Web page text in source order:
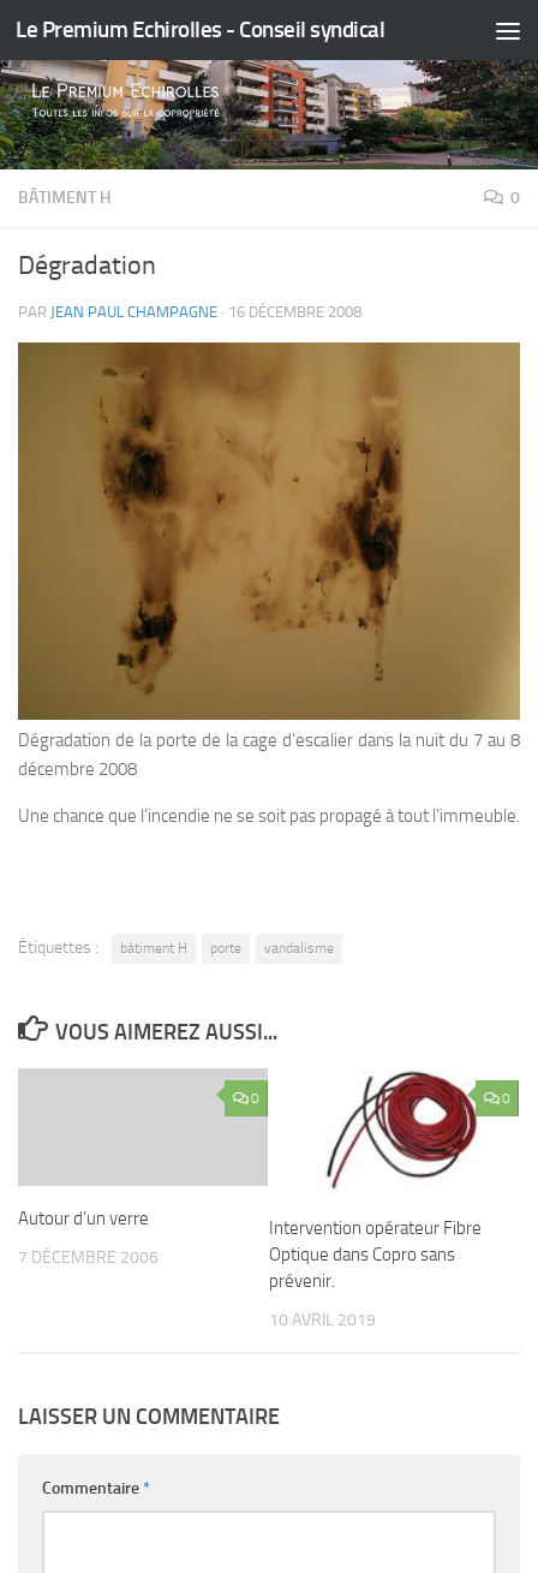
Skip to content
Le Premium Echirolles - Conseil syndical
BÂTIMENT H 0
Dégradation
PAR JEAN PAUL CHAMPAGNE · 16 DÉCEMBRE 2008
Dégradation de la porte de la cage d’escalier dans la nuit du 7 au 8
décembre 2008
Une chance que l’incendie ne se soit pas propagé à tout l’immeuble.
Étiquettes : bâtiment H porte vandalisme
VOUS AIMEREZ AUSSI...
0
Autour d’un verre
7 DÉCEMBRE 2006
0
Intervention opérateur Fibre
Optique dans Copro sans
prévenir.
10 AVRIL 2019
LAISSER UN COMMENTAIRE
Commentaire*